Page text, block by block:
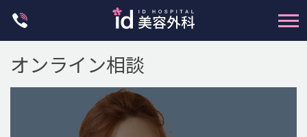
オンライン相談